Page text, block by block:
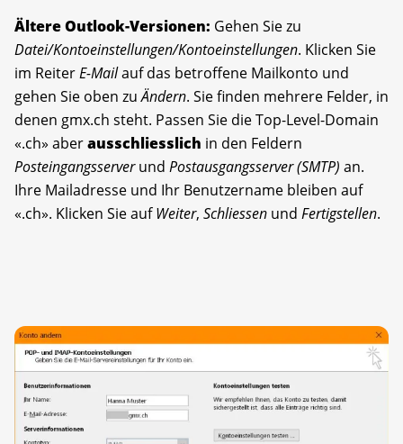
Ältere Outlook-Versionen: Gehen Sie zu
Datei/Kontoeinstellungen/Kontoeinstellungen. Klicken Sie
im ReiterE-Mailauf das betroffene Mailkonto und
gehen Sie oben zuÄndern. Sie finden mehrere Felder, in
denen gmx.ch steht. Passen Sie die Top-Level-Domain
«.ch» aberausschliesslich in den Feldern
Posteingangsserverund Postausgangsserver (SMTP) an.
Ihre Mailadresse und Ihr Benutzername bleiben auf
«.ch». Klicken Sie aufWeiter, Schliessen und Fertigstellen.